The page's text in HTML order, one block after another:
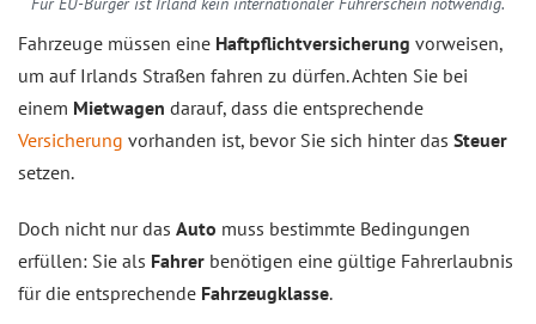
Fahrzeuge müssen eine Haftpflichtversicherung vorweisen,
um auf Irlands Straßen fahren zu dürfen. Achten Sie bei
einem Mietwagen darauf, dass die entsprechende
Versicherung vorhanden ist, bevor Sie sich hinter das Steuer
setzen.
Doch nicht nur das Auto muss bestimmte Bedingungen
erfüllen: Sie als Fahrer benötigen eine gültige Fahrerlaubnis
für die entsprechende Fahrzeugklasse.